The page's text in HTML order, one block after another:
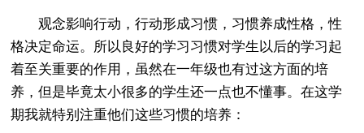
观念影响行动，行动形成习惯，习惯养成性格，性
格决定命运。所以良好的学习习惯对学生以后的学习起
着至关重要的作用，虽然在一年级也有过这方面的培
养，但是毕竟太小很多的学生还一点也不懂事。在这学
期我就特别注重他们这些习惯的培养：